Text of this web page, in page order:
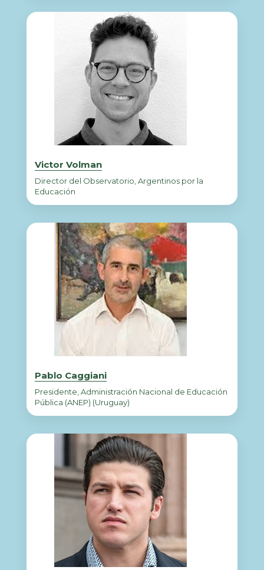
Victor Volman
Director del Observatorio, Argentinos por la
Educación
Pablo Caggiani
Presidente, Administración Nacional de Educación
Pública (ANEP) (Uruguay)